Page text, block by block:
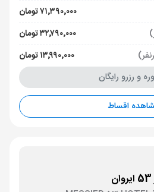
۷۱٬۳۹۰٬۰۰۰ تومان
۳۲٬۷۹۰٬۰۰۰ تومان
۱۳٬۹۹۰٬۰۰۰ تومان
و رزرو رایگان
اقساط